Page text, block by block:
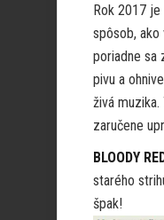
Rok 2017 je
spôsob,
poriadne sa
pivu a
živá
zaručene
BLOODY
starého
špak!